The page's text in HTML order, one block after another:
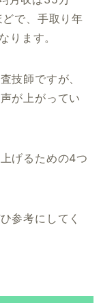
で、手取り年
ります。
技師ですが、
が上がってい
げるための4つ
参考にしてく